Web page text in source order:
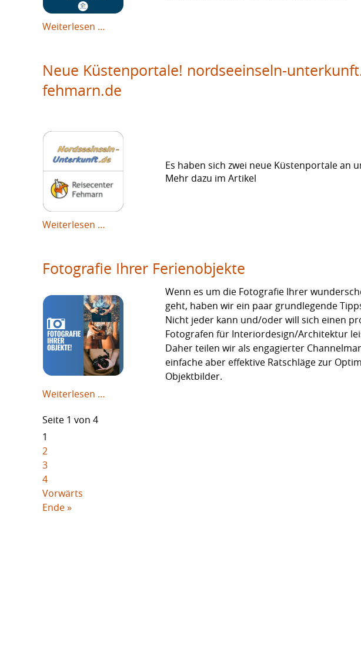
Weiterlesen …
Neue Küstenportale! nordseeinseln-
fehmarn.de
Es haben sich zwei neue Küstenportale an
Mehr dazu im Artikel
Weiterlesen …
unterkunft.de
reisecenter-
fehmarn.de
Fotografie Ihrer Ferienobjekte
Wenn es um die Fotografie Ihrer
geht, haben wir ein paar grundlegende
Nicht jeder kann und/oder will sich einen
Fotografen für Interiordesign/Architektur
Daher teilen wir als engagierter
einfache aber effektive Ratschläge zur
Objektbilder.
Weiterlesen …
Seite 1 von 4
1
2
3
4
Vorwärts
Ende »